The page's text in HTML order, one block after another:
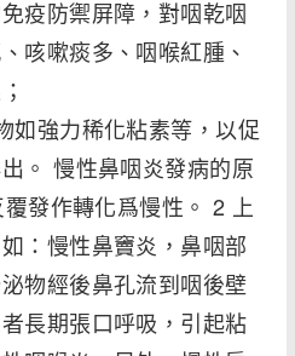
疫防禦屏障，對咽乾咽
咳嗽痰多、咽喉紅腫、
如強力稀化粘素等，以促
。 慢性鼻咽炎發病的原
發作轉化爲慢性。 2 上
：慢性鼻竇炎，鼻咽部
物經後鼻孔流到咽後壁
長期張口呼吸，引起粘